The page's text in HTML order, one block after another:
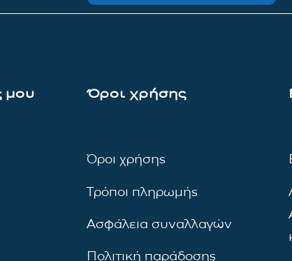
μου Όροι χρήσης
Όροι χρήσης
Τρόποι πληρωμής
Ασφάλεια συναλλαγών
Πολιτική παράδοσης